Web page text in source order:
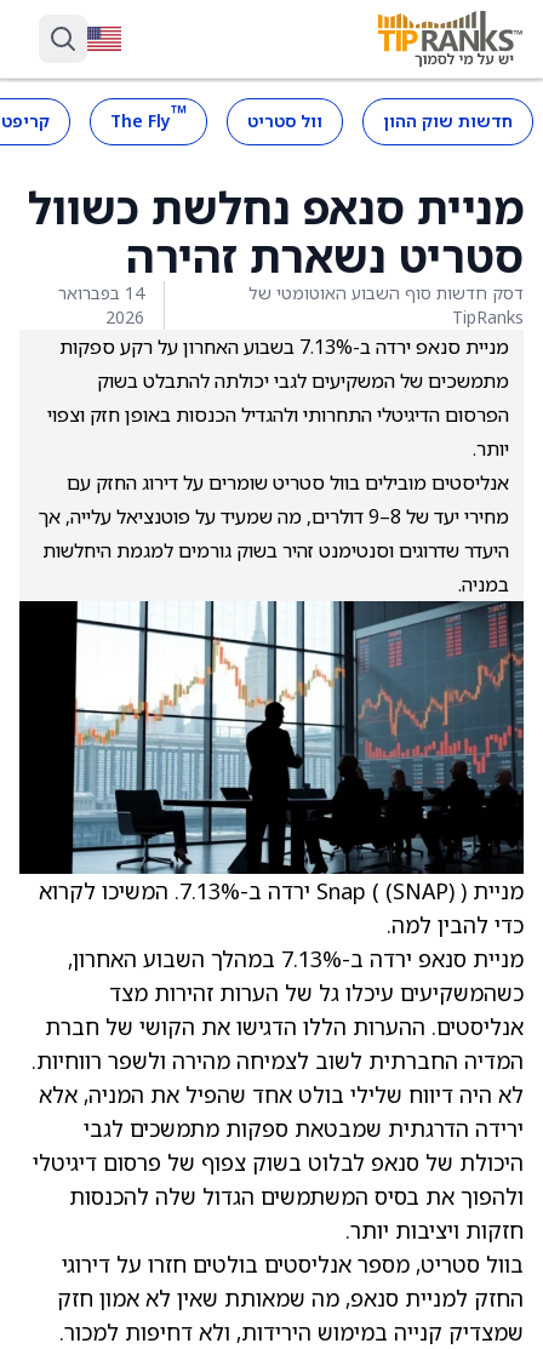
חדשות שוק ההון וול סטריט ™
The Fly
מניית סנאפ נחלשת כשוול
סטריט נשארת זהירה
דסק חדשות סוף השבוע האוטומטי של
TipRanks
14 בפברואר
2026
מניית סנאפ ירדה ב-7.13% בשבוע האחרון על רקע ספקות
מתמשכים של המשקיעים לגבי יכולתה להתבלט בשוק
הפרסום הדיגיטלי התחרותי ולהגדיל הכנסות באופן חזק וצפוי
יותר.
אנליסטים מובילים בוול סטריט שומרים על דירוג החזק עם
מחירי יעד של 8–9 דולרים, מה שמעיד על פוטנציאל עלייה, אך
היעדר שדרוגים וסנטימנט זהיר בשוק גורמים למגמת היחלשות
במניה.
מניית Snap ( (SNAP)
) ירדה ב-7.13%. המשיכו לקרוא
כדי להבין למה.
מניית סנאפ ירדה ב-7.13% במהלך השבוע האחרון,
כשהמשקיעים עיכלו גל של הערות זהירות מצד
אנליסטים. ההערות הללו הדגישו את הקושי של חברת
המדיה החברתית לשוב לצמיחה מהירה ולשפר רווחיות.
לא היה דיווח שלילי בולט אחד שהפיל את המניה, אלא
ירידה הדרגתית שמבטאת ספקות מתמשכים לגבי
היכולת של סנאפ לבלוט בשוק צפוף של פרסום דיגיטלי
ולהפוך את בסיס המשתמשים הגדול שלה להכנסות
חזקות ויציבות יותר.
בוול סטריט, מספר אנליסטים בולטים חזרו על דירוגי
החזק למניית סנאפ, מה שמאותת שאין לא אמון חזק
שמצדיק קנייה במימוש הירידות, ולא דחיפות למכור.